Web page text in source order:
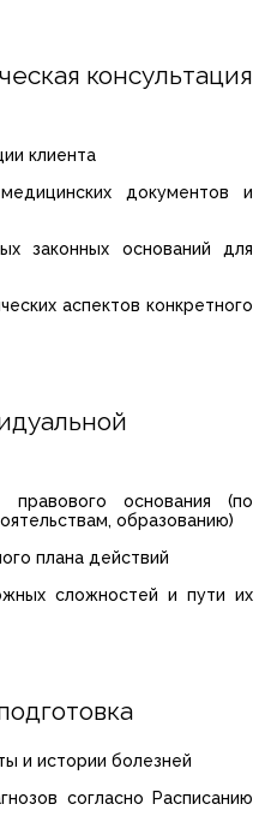
консультация
клиента
документов и
законных оснований для
аспектов конкретного
основания (по
образованию)
плана действий
сложностей и пути их
и истории болезней
согласно Расписанию